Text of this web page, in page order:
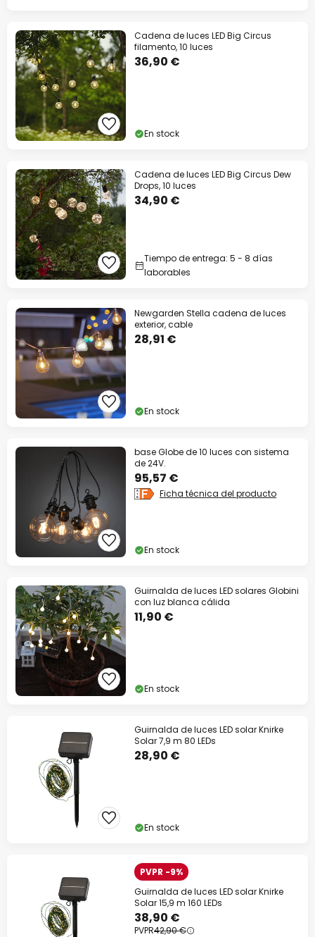
Cadena de luces LED Big Circus
filamento, 10 luces
36,90 €
En stock
Cadena de luces LED Big Circus Dew
Drops, 10 luces
34,90 €
Tiempo de entrega: 5 - 8 días
laborables
Newgarden Stella cadena de luces
exterior, cable
28,91 €
En stock
base Globe de 10 luces con sistema
de 24V.
95,57 €
Ficha técnica del producto
En stock
Guirnalda de luces LED solares Globini
con luz blanca cálida
11,90 €
En stock
Guirnalda de luces LED solar Knirke
Solar 7,9 m 80 LEDs
28,90 €
En stock
PVPR -9%
Guirnalda de luces LED solar Knirke
Solar 15,9 m 160 LEDs
38,90 €
PVPR42,90 €